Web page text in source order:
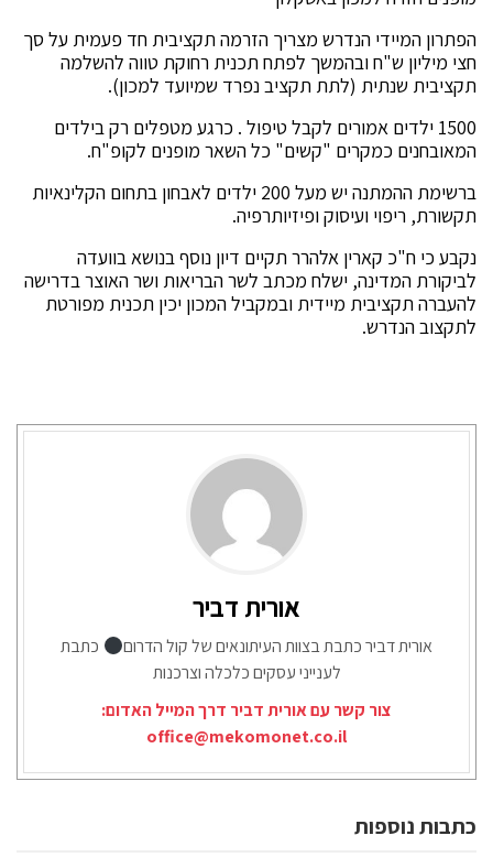
הפתרון המיידי הנדרש מצריך הזרמה תקציבית חד פעמית על סך
חצי מיליון ש"ח ובהמשך לפתח תכנית רחוקת טווה להשלמה
תקציבית שנתית (לתת תקציב נפרד שמיועד למכון).
1500 ילדים אמורים לקבל טיפול . כרגע מטפלים רק בילדים
המאובחנים כמקרים "קשים" כל השאר מופנים לקופ"ח.
ברשימת ההמתנה יש מעל 200 ילדים לאבחון בתחום הקלינאיות
תקשורת, ריפוי ועיסוק ופיזיותרפיה.
נקבע כי ח"כ קארין אלהרר תקיים דיון נוסף בנושא בוועדה
לביקורת המדינה, ישלח מכתב לשר הבריאות ושר האוצר בדרישה
להעברה תקציבית מיידית ובמקביל המכון יכין תכנית מפורטת
לתקצוב הנדרש.
אורית דביר
אורית דביר כתבת בצוות העיתונאים של קול הדרום
כתבת
לענייני עסקים כלכלה וצרכנות
צור קשר עם אורית דביר דרך המייל האדום:
office@mekomonet.co.il
כתבות נוספות